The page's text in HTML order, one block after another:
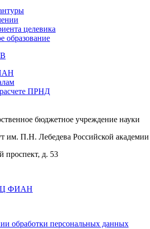
целевика
образование
ПРНД
бюджетное учреждение науки
им. П.Н. Лебедева Российской академии
проспект, д. 53
ФИАН
обработки персональных данных